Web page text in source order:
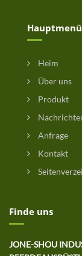
Hauptmenü
Heim
Über uns
Produkt
Anfrage
Kontakt
Finde uns
JONE-SHOU